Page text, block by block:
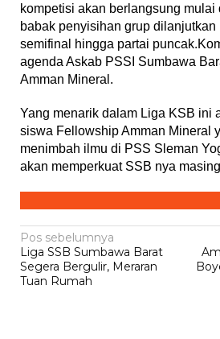
kompetisi akan berlangsung mulai
babak penyisihan grup dilanjutkan
semifinal hingga partai
agenda Askab PSSI Sumbawa
Amman Mineral.
Yang menarik dalam Liga KSB ini
siswa Fellowship Amman Mineral
menimbah ilmu di PSS Sleman
akan memperkuat SSB nya
Navigasi
pos
Pos sebelumnya
Liga SSB Sumbawa Barat
Segera Bergulir, Meraran
Tuan Rumah